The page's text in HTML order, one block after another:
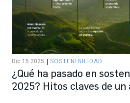
Dic 15 2025 SOSTENIBILIDAD
¿Qué ha pasado en
2025? Hitos claves de un